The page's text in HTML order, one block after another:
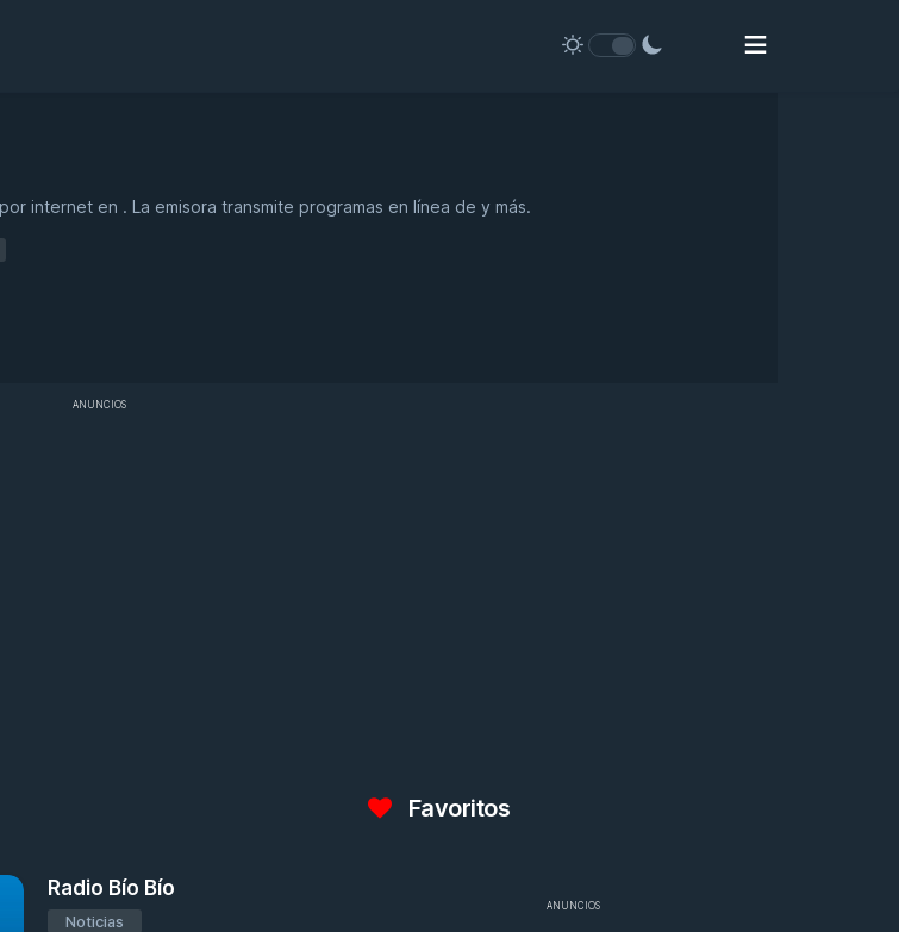
internet en . La emisora transmite programas en línea de y más.
ANUNCIOS
Radio Bío Bío
Noticias
Favoritos
ANUNCIOS